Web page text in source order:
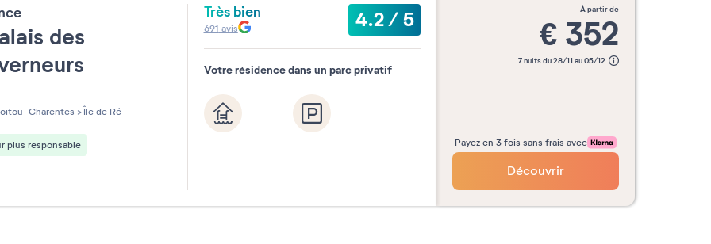
des
sur 5
Charentes > Île de Ré
plus responsable
Très bien 4.2/5
691 avis
Votre résidence dans un parc privatif
à partir de
€ 352
7 nuits du 28/11 au 05/12
Payez en 3 fois sans frais avec
Découvrir